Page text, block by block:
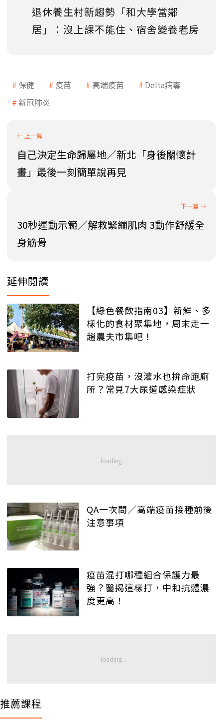
退休養生村新趨勢「和大學當鄰
居」：沒上課不能住、宿舍變養老房
保健 疫苗 高端疫苗
Delta病毒
新冠肺炎
自己決定生命歸屬地／新北「身後關懷計
畫」最後一刻簡單說再見
30秒運動示範／解救緊繃肌肉 3動作舒緩全
身筋骨
延伸閱讀
【綠色餐飲指南03】新鮮、多
樣化的食材聚集地，周末走一
趟農夫市集吧！
打完疫苗，沒灌水也拚命跑廁
所？常見7大尿道感染症狀
QA一次問／高端疫苗接種前後
注意事項
疫苗混打哪種組合保護力最
強？醫揭這樣打，中和抗體濃
度更高！
推薦課程